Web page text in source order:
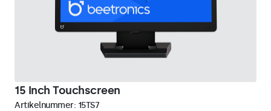
15 Inch Touchscreen
Artikelnummer: 15TS7